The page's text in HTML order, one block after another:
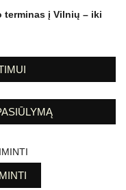
terminas į Vilnių – iki